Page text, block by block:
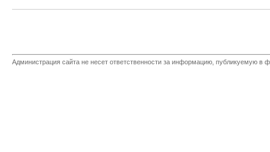
Администрация сайта не несет ответственности за информацию, публикуемую